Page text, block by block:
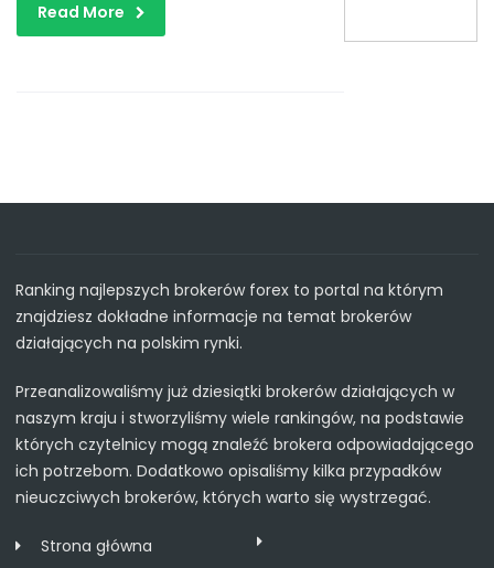
Read More
Ranking najlepszych brokerów forex to portal na którym
znajdziesz dokładne informacje na temat brokerów
działających na polskim rynki.
Przeanalizowaliśmy już dziesiątki brokerów działających w
naszym kraju i stworzyliśmy wiele rankingów, na podstawie
których czytelnicy mogą znaleźć brokera odpowiadającego
ich potrzebom. Dodatkowo opisaliśmy kilka przypadków
nieuczciwych brokerów, których warto się wystrzegać.
Strona główna